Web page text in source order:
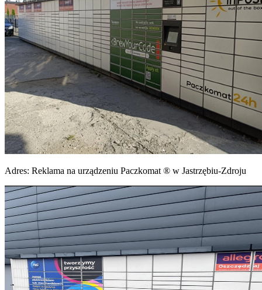
Adres: Reklama na urządzeniu Paczkomat ® w Jastrzębiu-Zdroju